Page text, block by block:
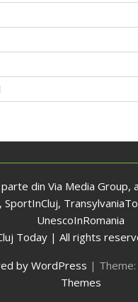
din Via Media Group,
SportInCluj,
UnescoInRomania
Today | All rights
by WordPress |
Themes